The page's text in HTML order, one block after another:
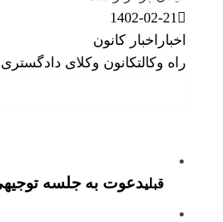
1402-02-21
اخبار اخبار کانون
راه وکالتکانون وکلای دادگستری
قبلیدعوت به جلسه